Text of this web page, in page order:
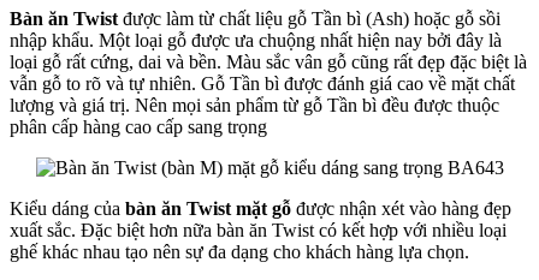
Bàn ăn Twist được làm từ chất liệu gỗ Tần bì (Ash) hoặc gỗ sồi
nhập khẩu. Một loại gỗ được ưa chuộng nhất hiện nay bởi đây là
loại gỗ rất cứng, dai và bền. Màu sắc vân gỗ cũng rất đẹp đặc biệt là
vẫn gỗ to rõ và tự nhiên. Gỗ Tần bì được đánh giá cao về mặt chất
lượng và giá trị. Nên mọi sản phẩm từ gỗ Tần bì đều được thuộc
phân cấp hàng cao cấp sang trọng
Kiểu dáng của bàn ăn Twist mặt gỗ được nhận xét vào hàng đẹp
xuất sắc. Đặc biệt hơn nữa bàn ăn Twist có kết hợp với nhiều loại
ghế khác nhau tạo nên sự đa dạng cho khách hàng lựa chọn.